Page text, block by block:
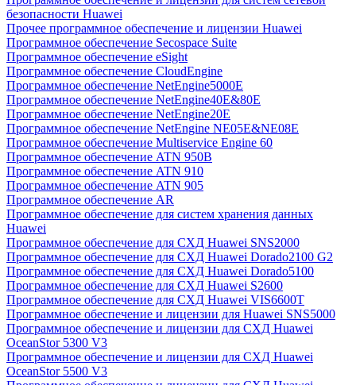
безопасности Huawei
Прочее программное обеспечение и лицензии Huawei
Программное обеспечение Secospace Suite
Программное обеспечение eSight
Программное обеспечение CloudEngine
Программное обеспечение NetEngine5000E
Программное обеспечение NetEngine40E&80E
Программное обеспечение NetEngine20E
Программное обеспечение NetEngine NE05E&NE08E
Программное обеспечение Multiservice Engine 60
Программное обеспечение ATN 950B
Программное обеспечение ATN 910
Программное обеспечение ATN 905
Программное обеспечение AR
Программное обеспечение для систем хранения данных
Huawei
Программное обеспечение для СХД Huawei SNS2000
Программное обеспечение для СХД Huawei Dorado2100 G2
Программное обеспечение для СХД Huawei Dorado5100
Программное обеспечение для СХД Huawei S2600
Программное обеспечение для СХД Huawei VIS6600T
Программное обеспечение и лицензии для Huawei SNS5000
Программное обеспечение и лицензии для СХД Huawei
OceanStor 5300 V3
Программное обеспечение и лицензии для СХД Huawei
OceanStor 5500 V3